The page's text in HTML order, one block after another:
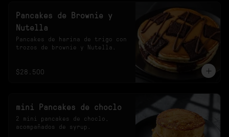
Pancakes de Brownie y
Nutella
Pancakes de harina de trigo con
trozos de brownie y Nutella.
$28.500
mini Pancakes de choclo
2 mini pancakes de choclo,
acompañados de syrup.